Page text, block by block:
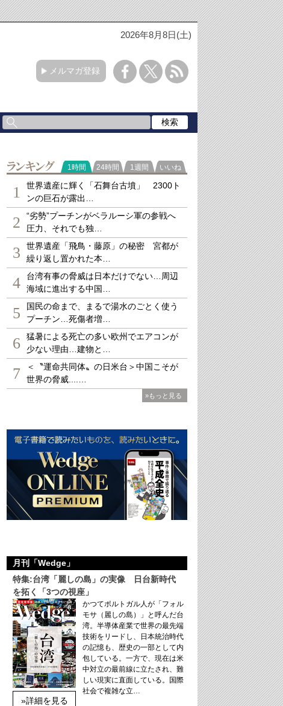
2026年8月8日(土)
メルマガ登録
ランキング
1時間 24時間 1週間 いいね
1
世界遺産に輝く「石舞台古墳」 2300ト
ンの巨石が露出…
2
“劣勢”プーチンがベラルーシ軍の参戦へ
圧力、それでも独…
3
世界遺産「飛鳥・藤原」の秘密 宮都が
繰り返し置かれた本…
4
台湾有事の脅威は日本だけでない…周辺
海域に進出する中国…
5
国民の命まで、まるで湯水のごとく使う
プーチン…死傷者増…
6
猛暑による死亡の多い欧州でエアコンが
少ない理由…建物と…
7
＜〝運命共同体〟の日米台＞中国こそが
世界の脅威....…
»もっと見る
月刊「Wedge」
特集:台湾「麗しの島」の実像 日台新時代
を拓く「3つの視座」
»詳細を見る
かつてポルトガル人が「フォル
モサ（麗しの島）」と呼んだ台
湾。半導体産業で世界の最先端
技術をリードし、日本統治時代
の記憶も、歴史の一部として内
包している。一方で、現在は米
中対立の最前線に立たされ、難
しい現実に直面している。国際
社会で複雑な立…